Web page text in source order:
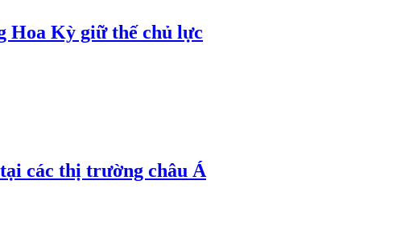
Hoa Kỳ giữ thế chủ lực
các thị trường châu Á